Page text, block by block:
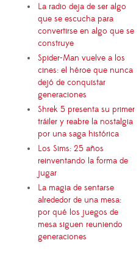
La radio deja de ser algo
que se escucha para
convertirse en algo que se
construye
Spider-Man vuelve a los
cines: el héroe que nunca
dejó de conquistar
generaciones
Shrek 5 presenta su primer
tráiler y reabre la nostalgia
por una saga histórica
Los Sims: 25 años
reinventando la forma de
jugar
La magia de sentarse
alrededor de una mesa:
por qué los juegos de
mesa siguen reuniendo
generaciones